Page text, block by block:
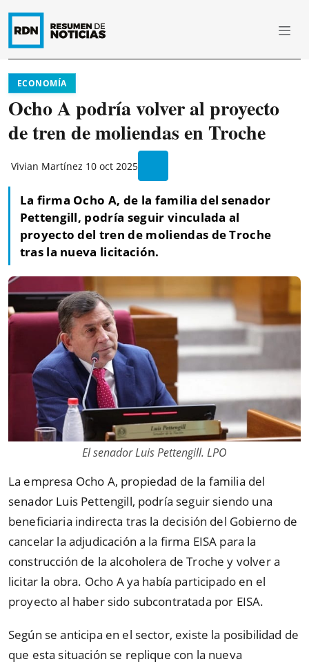
ECONOMÍA
Ocho A podría volver al proyecto
de tren de moliendas en Troche
Vivian Martínez 10 oct 2025
La firma Ocho A, de la familia del senador
Pettengill, podría seguir vinculada al
proyecto del tren de moliendas de Troche
tras la nueva licitación.
El senador Luis Pettengill. LPO
La empresa Ocho A, propiedad de la familia del
senador Luis Pettengill, podría seguir siendo una
beneficiaria indirecta tras la decisión del Gobierno de
cancelar la adjudicación a la firma EISA para la
construcción de la alcoholera de Troche y volver a
licitar la obra. Ocho A ya había participado en el
proyecto al haber sido subcontratada por EISA.
Según se anticipa en el sector, existe la posibilidad de
que esta situación se replique con la nueva